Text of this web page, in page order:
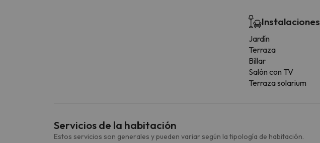
Instalaciones
Jardín
Terraza
Billar
Salón con TV
Terraza solarium
Servicios de la habitación
Estos servicios son generales y pueden variar según la tipología de habitación.